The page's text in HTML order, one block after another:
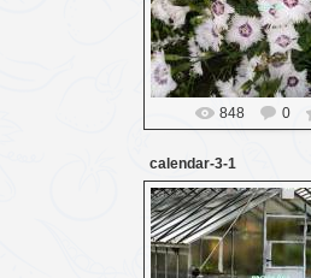
Probozd
848 0
calendar-3-1
16.03.2016